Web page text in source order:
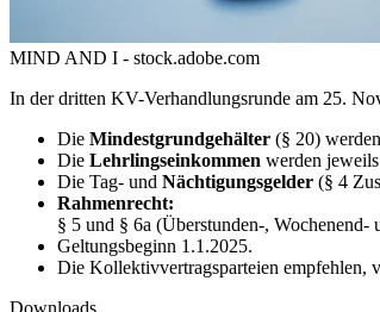
MIND AND I - stock.adobe.com
In der dritten KV-Verhandlungsrunde am 25.
Die Mindestgrundgehälter (§ 20)
Die Lehrlingseinkommen werden
Die Tag- und Nächtigungsgelder (§ 4
Rahmenrecht:
§ 5 und § 6a (Überstunden-, Wochenend-
Geltungsbeginn 1.1.2025.
Die Kollektivvertragsparteien empfehlen,
Downloads